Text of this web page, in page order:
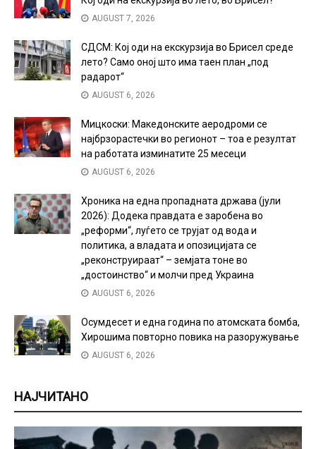
AUGUST 7, 2026
СДСМ: Кој оди на екскурзија во Брисел среде
лето? Само оној што има таен план „под
радарот“
AUGUST 6, 2026
Мицкоски: Македонските аеродроми се
најбрзорастечки во регионот – тоа е резултат
на работата изминатите 25 месеци
AUGUST 6, 2026
Хроника на една пропадната држава (јули
2026): Додека правдата е заробена во
„реформи“, луѓето се трујат од вода и
политика, а владата и опозицијата се
„реконструираат“ – земјата тоне во
„достоинство“ и молчи пред Украина
AUGUST 6, 2026
Осумдесет и една година по атомската бомба,
Хирошима повторно повика на разоружување
AUGUST 6, 2026
НАЈЧИТАНО